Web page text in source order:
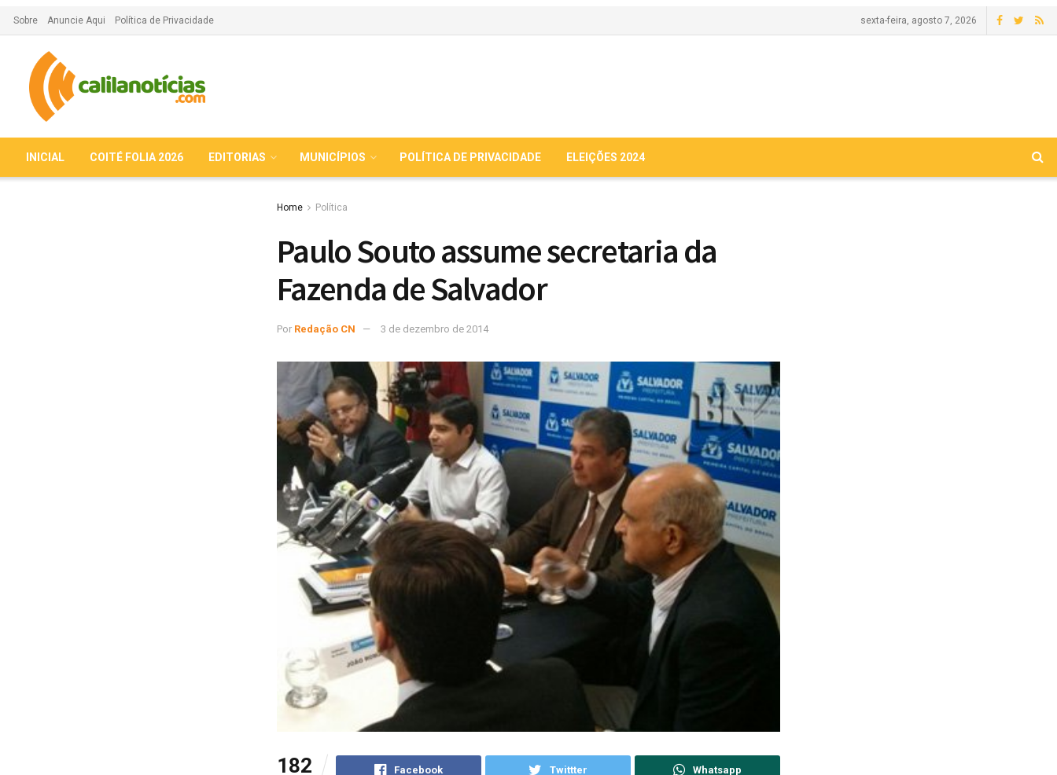
Sobre Anuncie Aqui Política de Privacidade sexta-feira, agosto 7, 2026
INICIAL COITÉ FOLIA 2026 EDITORIAS MUNICÍPIOS POLÍTICA DE PRIVACIDADE ELEIÇÕES 2024
Home Política
Paulo Souto assume secretaria da
Fazenda de Salvador
Por Redação CN 3 de dezembro de 2014
182 Facebook Twittter Whatsapp